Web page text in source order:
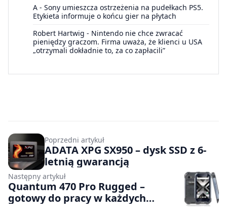
A - Sony umieszcza ostrzeżenia na pudełkach PS5.
Etykieta informuje o końcu gier na płytach
Robert Hartwig - Nintendo nie chce zwracać
pieniędzy graczom. Firma uważa, że klienci u USA
„otrzymali dokładnie to, za co zapłacili”
Poprzedni artykuł
ADATA XPG SX950 – dysk SSD z 6-
letnią gwarancją
Następny artykuł
Quantum 470 Pro Rugged –
gotowy do pracy w każdych